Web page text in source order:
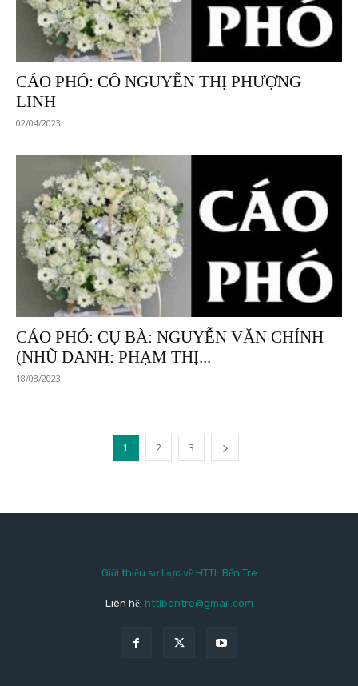
CÁO PHÓ: CÔ NGUYỄN THỊ PHƯỢNG
LINH
02/04/2023
CÁO PHÓ: CỤ BÀ: NGUYỄN VĂN CHÍNH
(NHŨ DANH: PHẠM THỊ...
18/03/2023
1 2 3
Giới thiệu sơ lược về HTTL Bến Tre
Liên hệ: httlbentre@gmail.com